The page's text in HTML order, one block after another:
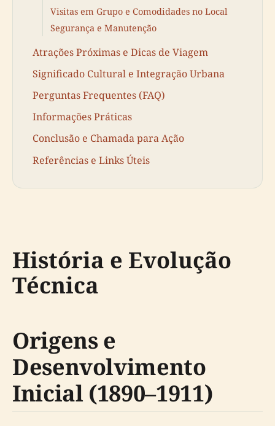
Visitas em Grupo e Comodidades no Local
Segurança e Manutenção
Atrações Próximas e Dicas de Viagem
Significado Cultural e Integração Urbana
Perguntas Frequentes (FAQ)
Informações Práticas
Conclusão e Chamada para Ação
Referências e Links Úteis
História e Evolução
Técnica
Origens e
Desenvolvimento
Inicial (1890–1911)